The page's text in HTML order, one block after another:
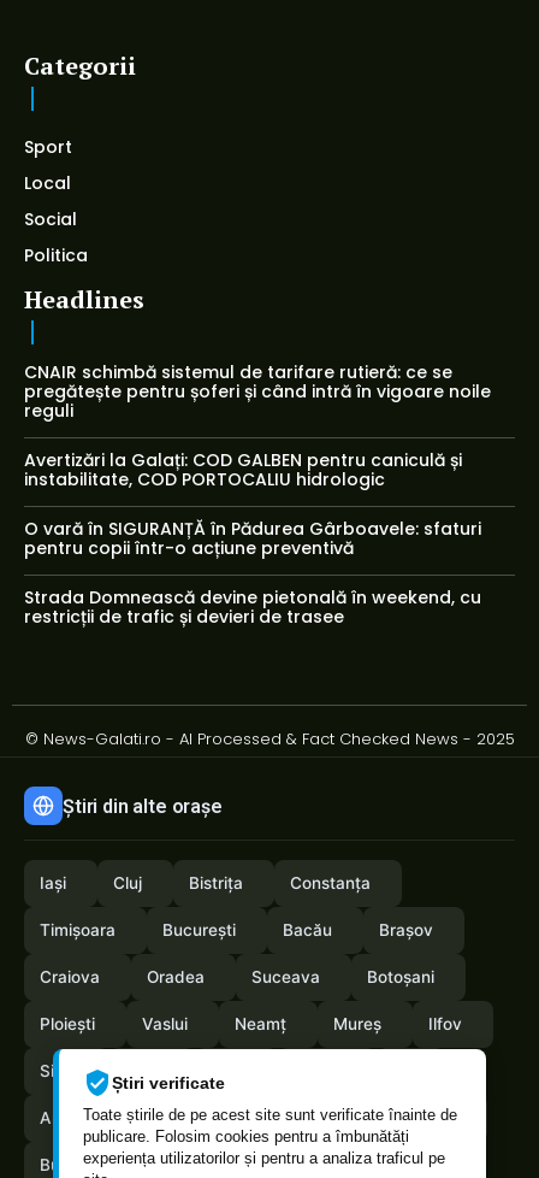
Știri verificate
Toate știrile de pe acest site sunt verificate înainte de
publicare. Folosim cookies pentru a îmbunătăți
experiența utilizatorilor și pentru a analiza traficul pe
Categorii
Sport
Local
Social
Politica
Headlines
CNAIR schimbă sistemul de tarifare rutieră: ce se
pregătește pentru șoferi și când intră în vigoare noile
reguli
Avertizări la Galați: COD GALBEN pentru caniculă și
instabilitate, COD PORTOCALIU hidrologic
O vară în SIGURANȚĂ în Pădurea Gârboavele: sfaturi
pentru copii într-o acțiune preventivă
Strada Domnească devine pietonală în weekend, cu
restricții de trafic și devieri de trasee
© News-Galati.ro - AI Processed & Fact Checked News - 2025
Știri din alte orașe
Iași Cluj Bistrița Constanța
Timișoara București Bacău Brașov
Craiova Oradea Suceava Botoșani
Ploiești Vaslui Neamț Mureș Ilfov
Sibiu
Arges Maramures Vrancea Satumare
Buzau Braila Calarasi Caras-Severin